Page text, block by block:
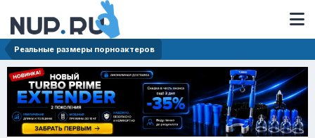
Реальные размеры порноактеров